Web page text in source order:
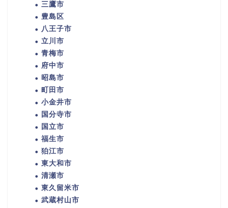
三鷹市
豊島区
八王子市
立川市
青梅市
府中市
昭島市
町田市
小金井市
国分寺市
国立市
福生市
狛江市
東大和市
清瀬市
東久留米市
武蔵村山市